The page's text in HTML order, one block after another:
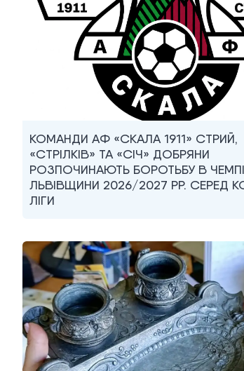
КОМАНДИ АФ «СКАЛА 1911» СТРИЙ,
«СТРІЛКІВ» ТА «СІЧ» ДОБРЯНИ
РОЗПОЧИНАЮТЬ БОРОТЬБУ В
ЛЬВІВЩИНИ 2026/2027 РР. СЕРЕД
ЛІГИ